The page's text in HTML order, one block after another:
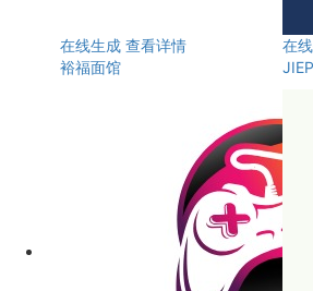
在线生成 查看详情
裕福面馆
在